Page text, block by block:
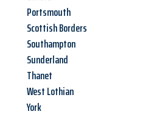
Portsmouth
Scottish Borders
Southampton
Sunderland
Thanet
West Lothian
York